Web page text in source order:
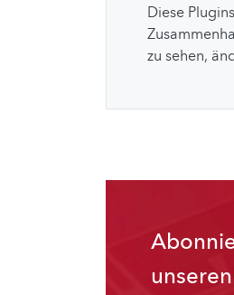
Diese
zu sehen,
unseren